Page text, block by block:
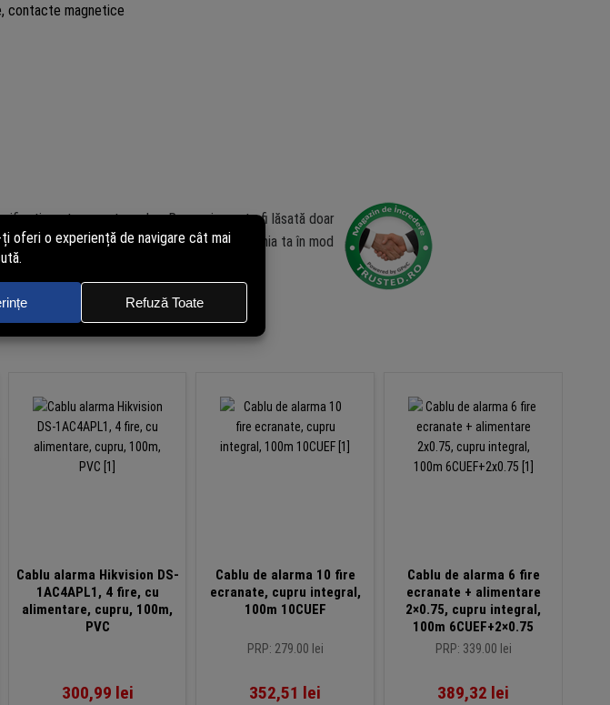
contacte magnetice
pentru acest produs. Recenzia poate fi lăsată doar
și tu acum pentru a putea publica opinia ta în mod
Cablu alarma Hikvision DS-
1AC4APL1, 4 fire, cu
alimentare, cupru, 100m,
PVC
300,99 lei
Cablu de alarma 10 fire
ecranate, cupru integral,
100m 10CUEF
PRP: 279.00 lei
352,51 lei
Cablu de alarma 6 fire
ecranate + alimentare
2×0.75, cupru integral,
100m 6CUEF+2×0.75
PRP: 339.00 lei
389,32 lei